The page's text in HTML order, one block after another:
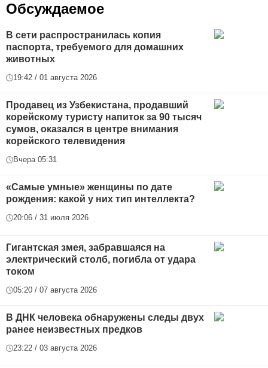
Обсуждаемое
В сети распространилась копия
паспорта, требуемого для домашних
животных
19:42 / 01 августа 2026
Продавец из Узбекистана, продавший
корейскому туристу напиток за 90 тысяч
сумов, оказался в центре внимания
корейского телевидения
Вчера 05:31
«Самые умные» женщины по дате
рождения: какой у них тип интеллекта?
20:06 / 31 июля 2026
Гигантская змея, забравшаяся на
электрический столб, погибла от удара
током
05:20 / 07 августа 2026
В ДНК человека обнаружены следы двух
ранее неизвестных предков
23:22 / 03 августа 2026